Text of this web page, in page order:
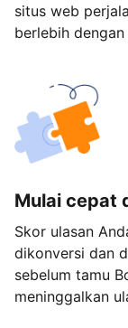
situs web
berlebih
Mulai cepat
Skor ulasan
dikonversi dan
sebelum tamu
meninggalkan